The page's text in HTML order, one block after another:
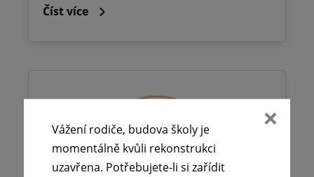
Číst více
Vážení rodiče, budova školy je
momentálně kvůli rekonstrukci
uzavřena. Potřebujete-li si zařídit